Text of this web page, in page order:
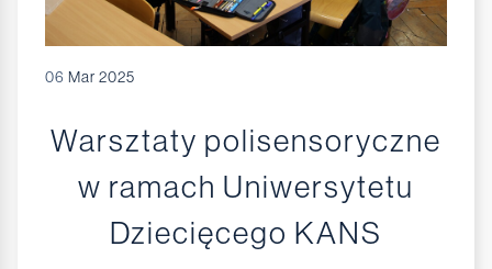
06 Mar 2025
Warsztaty polisensoryczne
w ramach Uniwersytetu
Dziecięcego KANS